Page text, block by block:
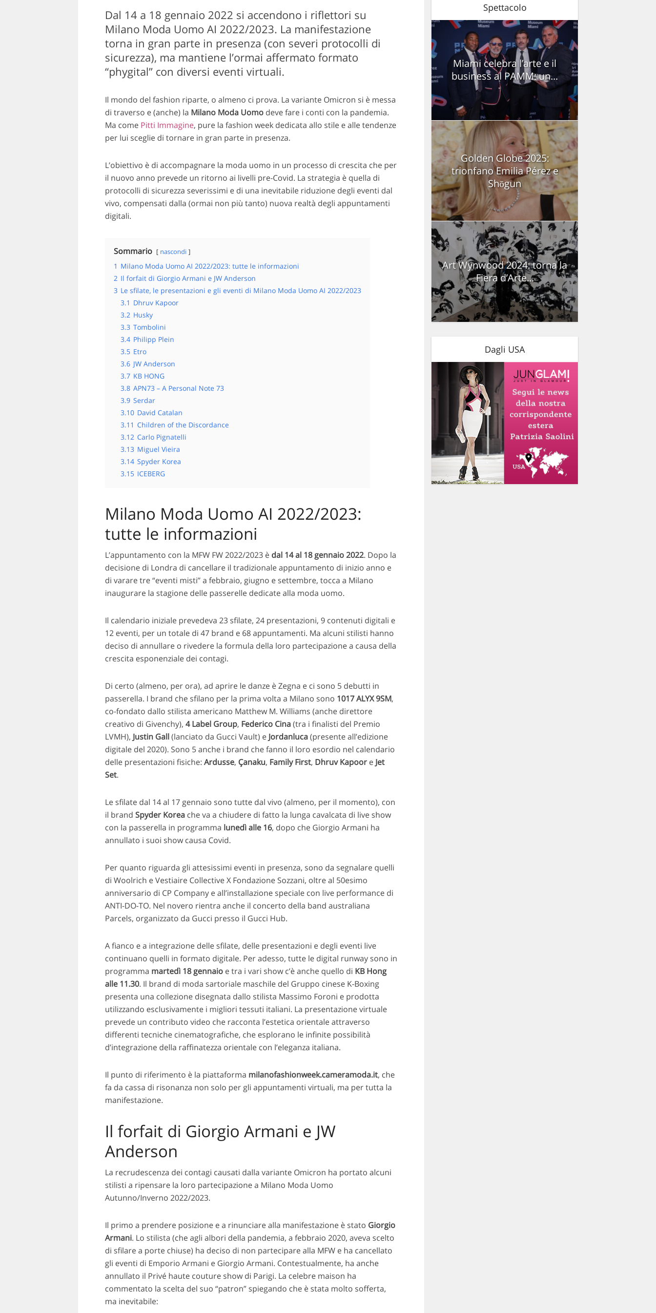
Dal 14 a 18 gennaio 2022 si accendono i riflettori su
Milano Moda Uomo AI 2022/2023. La manifestazione
torna in gran parte in presenza (con severi protocolli di
sicurezza), ma mantiene l’ormai affermato formato
“phygital” con diversi eventi virtuali.
Il mondo del fashion riparte, o almeno ci prova. La variante Omicron si è messa
di traverso e (anche) la Milano Moda Uomodeve fare i conti con la pandemia.
Ma come Pitti Immagine, pure la fashion week dedicata allo stile e alle tendenze
per lui sceglie di tornare in gran parte in presenza.
L’obiettivo è di accompagnare la moda uomo in un processo di crescita che per
il nuovo anno prevede un ritorno ai livelli pre-Covid. La strategia è quella di
protocolli di sicurezza severissimi e di una inevitabile riduzione degli eventi dal
vivo, compensati dalla (ormai non più tanto) nuova realtà degli appuntamenti
digitali.
Sommario nascondi
1 Milano Moda Uomo AI 2022/2023: tutte le informazioni
2 Il forfait di Giorgio Armani e JW Anderson
3 Le sfilate, le presentazioni e gli eventi di Milano Moda Uomo AI 2022/2023
3.1 Dhruv Kapoor
3.2 Husky
3.3 Tombolini
3.4 Philipp Plein
3.5 Etro
3.6 JW Anderson
3.7 KB HONG
3.8 APN73 – A Personal Note 73
3.9 Serdar
3.10 David Catalan
3.11 Children of the Discordance
3.12 Carlo Pignatelli
3.13 Miguel Vieira
3.14 Spyder Korea
3.15 ICEBERG
Milano Moda Uomo AI 2022/2023:
tutte le informazioni
L’appuntamento con la MFW FW 2022/2023 è dal 14 al 18 gennaio 2022. Dopo la
decisione di Londra di cancellare il tradizionale appuntamento di inizio anno e
di varare tre “eventi misti” a febbraio, giugno e settembre, tocca a Milano
inaugurare la stagione delle passerelle dedicate alla moda uomo.
Il calendario iniziale prevedeva 23 sfilate, 24 presentazioni, 9 contenuti digitali e
12 eventi, per un totale di 47 brand e 68 appuntamenti. Ma alcuni stilisti hanno
deciso di annullare o rivedere la formula della loro partecipazione a causa della
crescita esponenziale dei contagi.
Di certo (almeno, per ora), ad aprire le danze è Zegna e ci sono 5 debutti in
passerella. I brand che sfilano per la prima volta a Milano sono 1017 ALYX 9SM,
co-fondato dallo stilista americano Matthew M. Williams (anche direttore
creativo di Givenchy), 4 Label Group, Federico Cina(tra i finalisti del Premio
LVMH), Justin Gall(lanciato da Gucci Vault) e Jordanluca(presente all’edizione
digitale del 2020). Sono 5 anche i brand che fanno il loro esordio nel calendario
delle presentazioni fisiche: Ardusse, Çanaku, Family First, Dhruv Kapoor e Jet
Set.
Le sfilate dal 14 al 17 gennaio sono tutte dal vivo (almeno, per il momento), con
il brand Spyder Korea che va a chiudere di fatto la lunga cavalcata di live show
con la passerella in programma lunedì alle 16, dopo che Giorgio Armani ha
annullato i suoi show causa Covid.
Per quanto riguarda gli attesissimi eventi in presenza, sono da segnalare quelli
di Woolrich e Vestiaire Collective X Fondazione Sozzani, oltre al 50esimo
anniversario di CP Company e all’installazione speciale con live performance di
ANTI-DO-TO. Nel novero rientra anche il concerto della band australiana
Parcels, organizzato da Gucci presso il Gucci Hub.
A fianco e a integrazione delle sfilate, delle presentazioni e degli eventi live
continuano quelli in formato digitale. Per adesso, tutte le digital runway sono in
programma martedì 18 gennaioe tra i vari show c’è anche quello di KB Hong
alle 11.30. Il brand di moda sartoriale maschile del Gruppo cinese K-Boxing
presenta una collezione disegnata dallo stilista Massimo Foroni e prodotta
utilizzando esclusivamente i migliori tessuti italiani. La presentazione virtuale
prevede un contributo video che racconta l’estetica orientale attraverso
differenti tecniche cinematografiche, che esplorano le infinite possibilità
d’integrazione della raffinatezza orientale con l’eleganza italiana.
Il punto di riferimento è la piattaforma milanofashionweek.cameramoda.it, che
fa da cassa di risonanza non solo per gli appuntamenti virtuali, ma per tutta la
manifestazione.
Il forfait di Giorgio Armani e JW
Anderson
La recrudescenza dei contagi causati dalla variante Omicron ha portato alcuni
stilisti a ripensare la loro partecipazione a Milano Moda Uomo
Autunno/Inverno 2022/2023.
Il primo a prendere posizione e a rinunciare alla manifestazione è stato Giorgio
Armani. Lo stilista (che agli albori della pandemia, a febbraio 2020, aveva scelto
di sfilare a porte chiuse) ha deciso di non partecipare alla MFW e ha cancellato
gli eventi di Emporio Armani e Giorgio Armani. Contestualmente, ha anche
annullato il Privé haute couture show di Parigi. La celebre maison ha
commentato la scelta del suo “patron” spiegando che è stata molto sofferta,
ma inevitabile:
Spettacolo
Miami celebra l’arte e il
business al PAMM: un...
Golden Globe 2025:
trionfano Emilia Pérez e
Shōgun
Art Wynwood 2024: torna la
Fiera d’Arte...
Dagli USA